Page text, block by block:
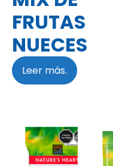
FRUTAS
NUECES
Leer más.